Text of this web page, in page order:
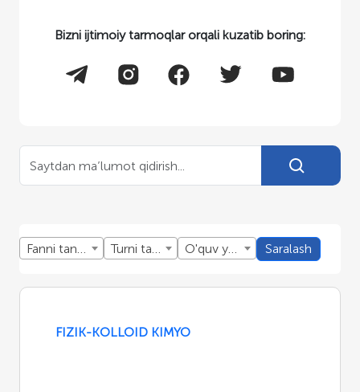
Bizni ijtimoiy tarmoqlar orqali kuzatib boring:
Fanni tanlang Turni tanlang O'quv yillini tanlang Saralash
FIZIK-KOLLOID KIMYO